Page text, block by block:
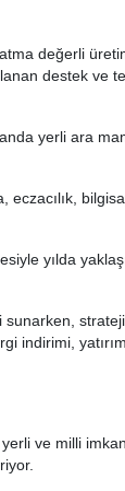
değerli
destek ve
yerli ara
yılda
indirimi,
ve milli